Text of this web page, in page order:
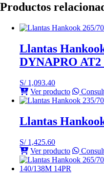
Productos
Llantas
DYNAPRO AT2
S/1,093.40
Ver producto
Llantas
S/1,425.60
Ver producto